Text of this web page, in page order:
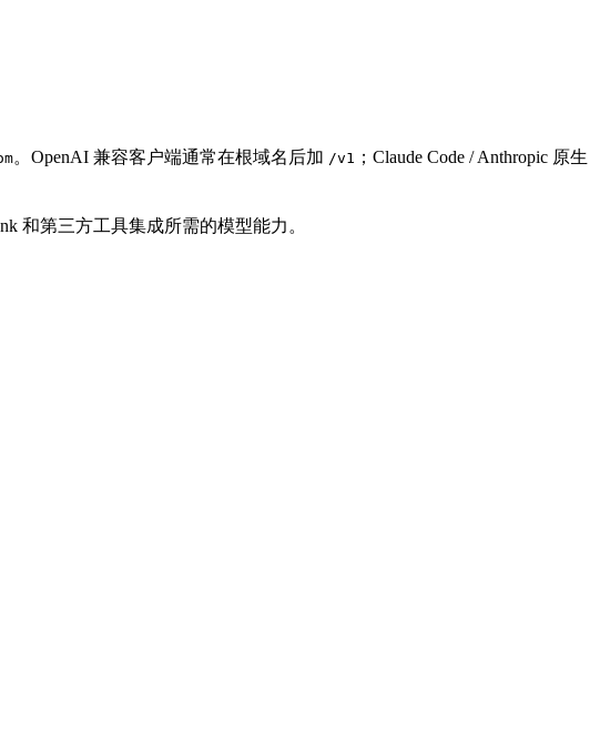
。OpenAI 兼容客户端通常在根域名后加 /v1
；Claude Code / Anthropic 原生
和第三方工具集成所需的模型能力。